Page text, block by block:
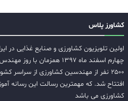
کشاورز پلاس
اولین تلویزیون کشاورزی و صنایع غذایی در
چهارم اسفند ماه ۱۳۹۷
۲۵۰۰ نفر از مهندسین کشاورزی از
افتتاح شد. که مهمترین رسالت این رسانه
کشاورزی می باشد